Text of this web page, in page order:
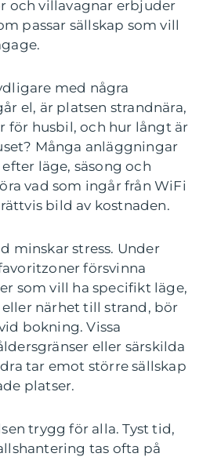
och villavagnar erbjuder
passar sällskap som vill
med några
el, är platsen strandnära,
för husbil, och hur långt är
Många anläggningar
läge, säsong och
vad som ingår från WiFi
bild av kostnaden.
minskar stress. Under
försvinna
som vill ha specifikt läge,
närhet till strand, bör
bokning. Vissa
eller särskilda
tar emot större sällskap
platser.
trygg för alla. Tyst tid,
tas ofta på